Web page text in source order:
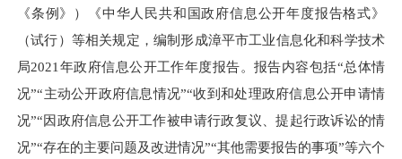
《条例》）《中华人民共和国政府信息公开年度报告格式》
（试行）等相关规定，编制形成漳平市工业信息化和科学技术
局2021 年政府信息公开工作年度报告。报告内容包括“总体情
况”“主动公开政府信息情况”“收到和处理政府信息公开申请情
况”“因政府信息公开工作被申请行政复议、提起行政诉讼的情
况”“存在的主要问题及改进情况”“其他需要报告的事项”等六个